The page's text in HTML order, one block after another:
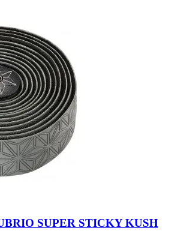
SUPER STICKY KUSH